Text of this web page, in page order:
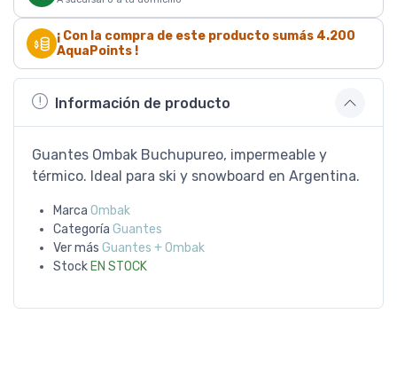
¡ Con la compra de este producto sumás 4.200
AquaPoints !
Información de producto
Guantes Ombak Buchupureo, impermeable y
térmico. Ideal para ski y snowboard en Argentina.
Marca Ombak
Categoría Guantes
Ver más Guantes + Ombak
StockEN STOCK